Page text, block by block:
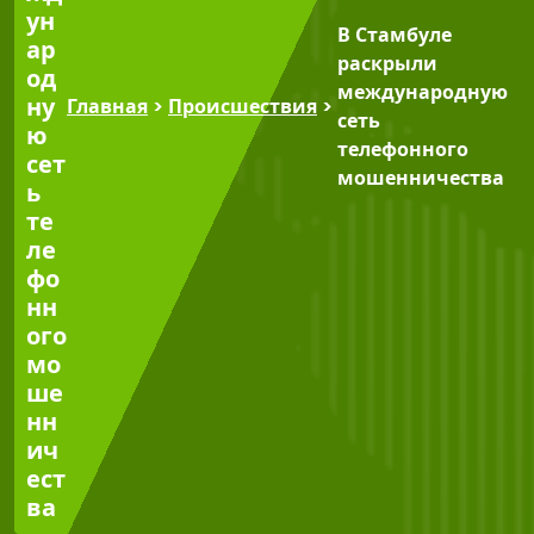
ун
ар
од
ну
ю
сет
ь
те
ле
фо
нн
ого
мо
ше
нн
ич
ест
ва
Главная > Происшествия >
В Стамбуле
раскрыли
международную
сеть
телефонного
мошенничества